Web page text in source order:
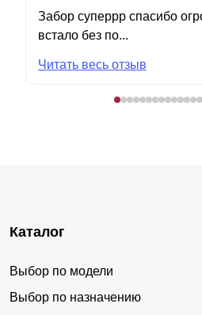
Забор суперрр спасибо
встало без по...
Читать весь отзыв
Каталог
Выбор по модели
Выбор по назначению